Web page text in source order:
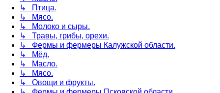
↳ Птица.
↳ Мясо.
↳ Молоко и сыры.
↳ Травы, грибы, орехи.
↳ Фермы и фермеры Калужской области.
↳ Мёд.
↳ Масло.
↳ Мясо.
↳ Овощи и фрукты.